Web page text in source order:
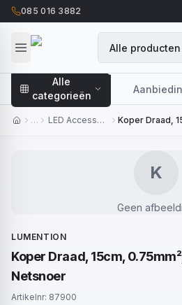
085 016 3882
Alle
categorieën
… LED Accessoires
K
Geen
LUMENTION
Koper Draad, 15cm,
Netsnoer
Artikelnr: 87900